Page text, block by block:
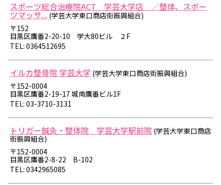
スポーツ総合治療院ACT 学芸大学店 ／整体、スポー
ツマッサ... (学芸大学東口商店街振興組合)
〒152
目黒区鷹番2-20-10 学大80ビル ２F
TEL: 0364512695
イルカ整骨院 学芸大学 (学芸大学東口商店街振興組合)
〒152-0004
目黒区鷹番2-19-17 城南鷹番ビル1F
TEL: 03-3710-3131
トリガー鍼灸・整体院 学芸大学駅前院 (学芸大学東口商店
街振興組合)
〒152-0004
目黒区鷹番2-8-22 B-102
TEL: 0342965085